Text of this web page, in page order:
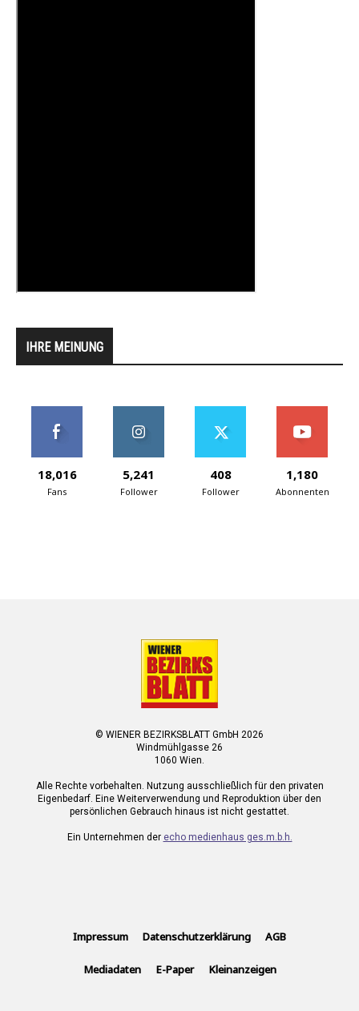
IHRE MEINUNG
18,016
Fans
5,241
Follower
408
Follower
1,180
Abonnenten
© WIENER BEZIRKSBLATT GmbH 2026
Windmühlgasse 26
1060 Wien.
Alle Rechte vorbehalten. Nutzung ausschließlich für den privaten
Eigenbedarf. Eine Weiterverwendung und Reproduktion über den
persönlichen Gebrauch hinaus ist nicht gestattet.
Ein Unternehmen der echo medienhaus ges.m.b.h.
Impressum Datenschutzerklärung AGB
Mediadaten E-Paper Kleinanzeigen